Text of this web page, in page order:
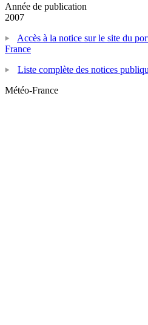
Année de publication
2007
Accès à la notice sur le site du
France
Liste complète des notices
Météo-France